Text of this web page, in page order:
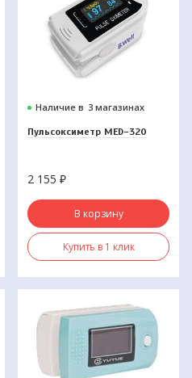
Наличие в 3 магазинах
Пульсоксиметр MED-320
2 155₽
В корзину
Купить в 1 клик